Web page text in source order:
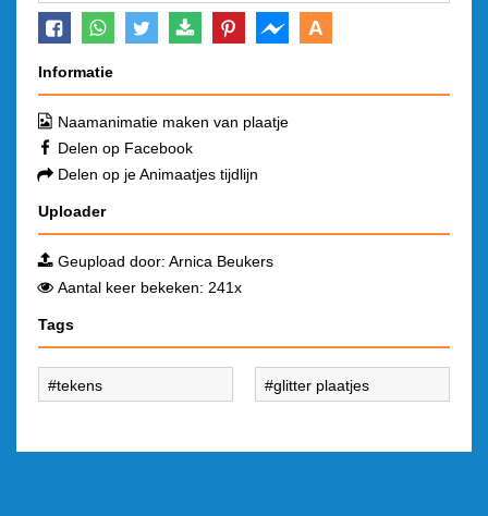
A
Informatie
Naamanimatie maken van plaatje
Delen op Facebook
Delen op je Animaatjes tijdlijn
Uploader
Geupload door: Arnica Beukers
Aantal keer bekeken: 241x
Tags
tekens glitter plaatjes